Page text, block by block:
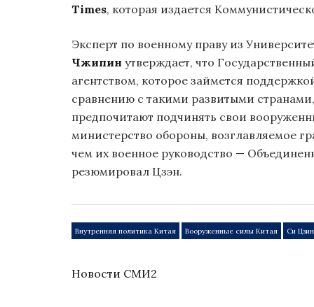
Times, которая издается
Эксперт по военному праву из
Чжипин утверждает, что
агентством, которое займется
сравнению с такими развитыми
предпочитают подчинять свои
министерство обороны, возглавляемое
чем их военное руководство —
резюмировал Цзэн.
Внутренняя политика Китая Вооруженные силы Китая Си
Новости СМИ2